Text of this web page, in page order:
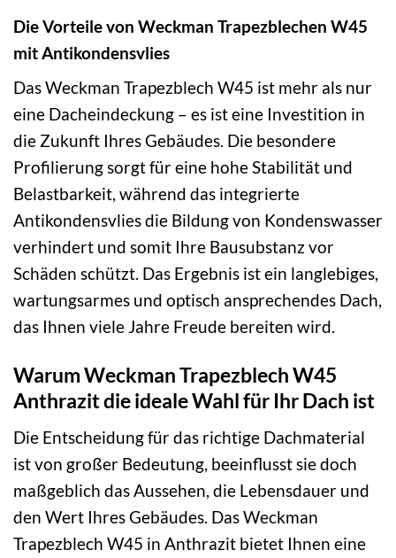
Die Vorteile von Weckman Trapezblechen W45
mit Antikondensvlies
Das Weckman Trapezblech W45 ist mehr als nur
eine Dacheindeckung – es ist eine Investition in
die Zukunft Ihres Gebäudes. Die besondere
Profilierung sorgt für eine hohe Stabilität und
Belastbarkeit, während das integrierte
Antikondensvlies die Bildung von Kondenswasser
verhindert und somit Ihre Bausubstanz vor
Schäden schützt. Das Ergebnis ist ein langlebiges,
wartungsarmes und optisch ansprechendes Dach,
das Ihnen viele Jahre Freude bereiten wird.
Warum Weckman Trapezblech W45
Anthrazit die ideale Wahl für Ihr Dach ist
Die Entscheidung für das richtige Dachmaterial
ist von großer Bedeutung, beeinflusst sie doch
maßgeblich das Aussehen, die Lebensdauer und
den Wert Ihres Gebäudes. Das Weckman
Trapezblech W45 in Anthrazit bietet Ihnen eine